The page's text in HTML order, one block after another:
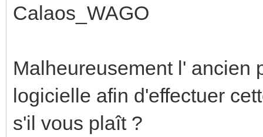
Calaos_WAGO
Malheureusement l' ancien
logicielle afin d'effectuer
s'il vous plaît ?